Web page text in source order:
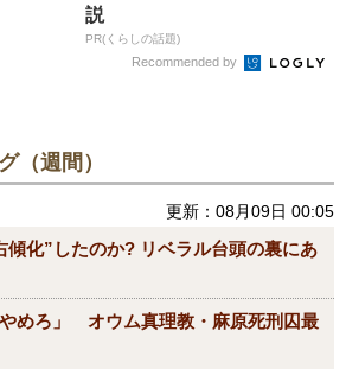
説
PR(くらしの話題)
Recommended by
（週間）
更新：08月09日 00:05
傾化”したのか? リベラル台頭の裏にあ
やめろ」 オウム真理教・麻原死刑囚最